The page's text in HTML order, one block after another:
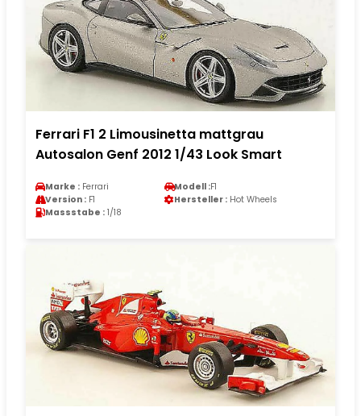
Ferrari F1 2 Limousinetta mattgrau
Autosalon Genf 2012 1/43 Look Smart
Marke : Ferrari Modell :F1
Version : F1 Hersteller : Hot Wheels
Massstabe : 1/18